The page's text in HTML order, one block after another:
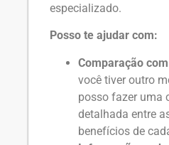
especializado.
Posso te ajudar com:
Comparação
você tiver outro
posso fazer uma
detalhada entre
benefícios de